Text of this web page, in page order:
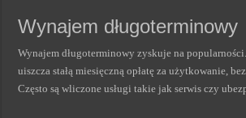
Wynajem długoterminowy
Wynajem długoterminowy zyskuje na
uiszcza stałą miesięczną opłatę za użytkowanie,
Często są wliczone usługi takie jak serwis czy